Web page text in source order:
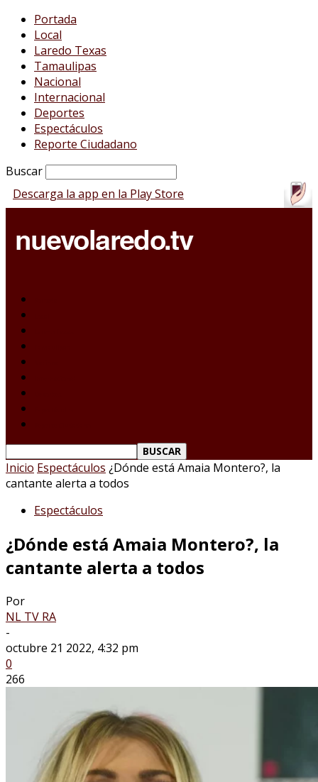
Portada
Local
Laredo Texas
Tamaulipas
Nacional
Internacional
Deportes
Espectáculos
Reporte Ciudadano
Buscar
Descarga la app en la Play Store
Inicio Espectáculos ¿Dónde está Amaia Montero?, la
cantante alerta a todos
Espectáculos
¿Dónde está Amaia Montero?, la
cantante alerta a todos
Por
NL TV RA
-
octubre 21 2022, 4:32 pm
0
266